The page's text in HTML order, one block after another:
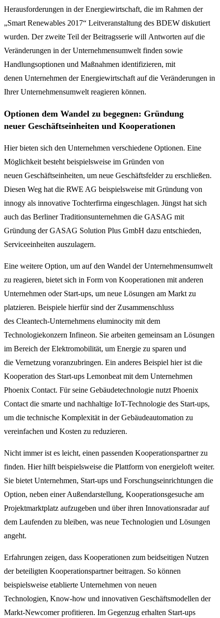
Herausforderungen in der Energiewirtschaft, die im Rahmen der
„Smart Renewables 2017“ Leitveranstaltung des BDEW diskutiert
wurden. Der zweite Teil der Beitragsserie will Antworten auf die
Veränderungen in der Unternehmensumwelt finden sowie
Handlungsoptionen und Maßnahmen identifizieren, mit
denen Unternehmen der Energiewirtschaft auf die Veränderungen in
Ihrer Unternehmensumwelt reagieren können.
Optionen dem Wandel zu begegnen: Gründung
neuer Geschäftseinheiten und Kooperationen
Hier bieten sich den Unternehmen verschiedene Optionen. Eine
Möglichkeit besteht beispielsweise im Gründen von
neuen Geschäftseinheiten, um neue Geschäftsfelder zu erschließen.
Diesen Weg hat die RWE AG beispielsweise mit Gründung von
innogy als innovative Tochterfirma eingeschlagen. Jüngst hat sich
auch das Berliner Traditionsunternehmen die GASAG mit
Gründung der GASAG Solution Plus GmbH dazu entschieden,
Serviceeinheiten auszulagern.
Eine weitere Option, um auf den Wandel der Unternehmensumwelt
zu reagieren, bietet sich in Form von Kooperationen mit anderen
Unternehmen oder Start-ups, um neue Lösungen am Markt zu
platzieren. Beispiele hierfür sind der Zusammenschluss
des Cleantech-Unternehmens eluminocity mit dem
Technologiekonzern Infineon. Sie arbeiten gemeinsam an Lösungen
im Bereich der Elektromobilität, um Energie zu sparen und
die Vernetzung voranzubringen. Ein anderes Beispiel hier ist die
Kooperation des Start-ups Lemonbeat mit dem Unternehmen
Phoenix Contact. Für seine Gebäudetechnologie nutzt Phoenix
Contact die smarte und nachhaltige IoT-Technologie des Start-ups,
um die technische Komplexität in der Gebäudeautomation zu
vereinfachen und Kosten zu reduzieren.
Nicht immer ist es leicht, einen passenden Kooperationspartner zu
finden. Hier hilft beispielsweise die Plattform von energieloft weiter.
Sie bietet Unternehmen, Start-ups und Forschungseinrichtungen die
Option, neben einer Außendarstellung, Kooperationsgesuche am
Projektmarktplatz aufzugeben und über ihren Innovationsradar auf
dem Laufenden zu bleiben, was neue Technologien und Lösungen
angeht.
Erfahrungen zeigen, dass Kooperationen zum beidseitigen Nutzen
der beteiligten Kooperationspartner beitragen. So können
beispielsweise etablierte Unternehmen von neuen
Technologien, Know-how und innovativen Geschäftsmodellen der
Markt-Newcomer profitieren. Im Gegenzug erhalten Start-ups